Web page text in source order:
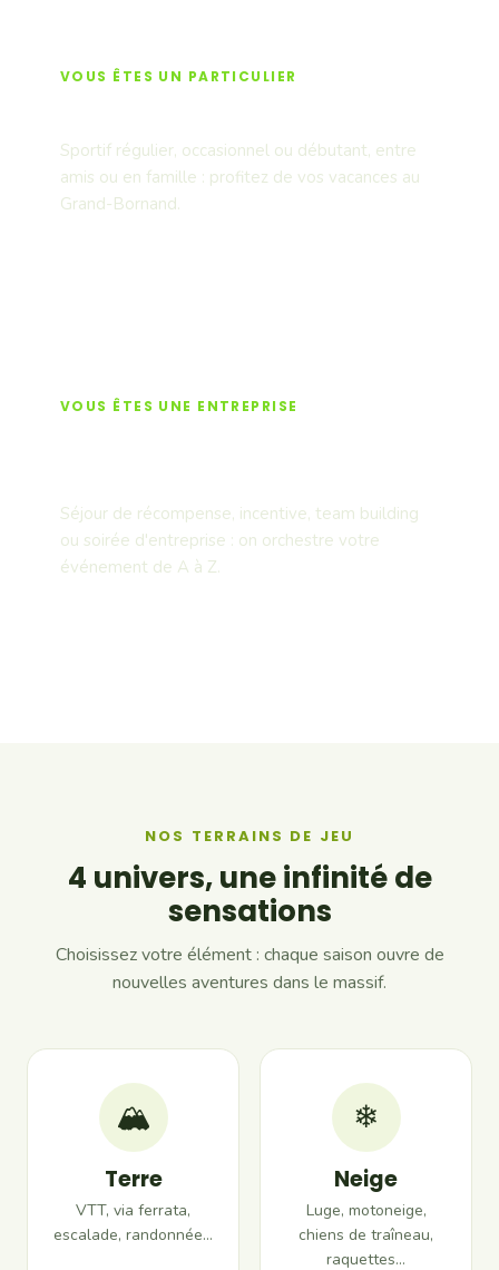
VOUS ÊTES UN PARTICULIER
Sportif régulier, occasionnel ou débutant, entre
amis ou en famille : profitez de vos vacances au
Grand-Bornand.
VOUS ÊTES UNE ENTREPRISE
Séjour de récompense, incentive, team building
ou soirée d'entreprise : on orchestre votre
événement de A à Z.
NOS TERRAINS DE JEU
4 univers, une infinité de
sensations
Choisissez votre élément : chaque saison ouvre de
nouvelles aventures dans le massif.
🏔
Terre
VTT, via ferrata,
escalade, randonnée…
❄
Neige
Luge, motoneige,
chiens de traîneau,
raquettes…